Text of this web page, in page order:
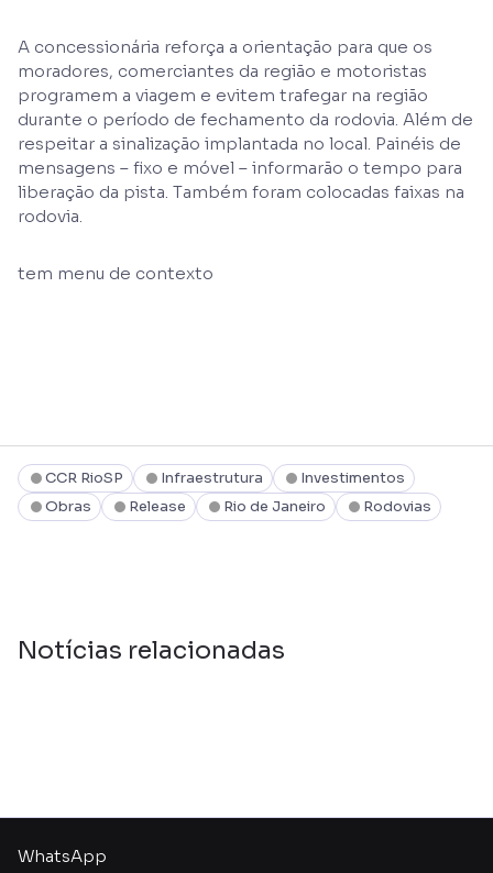
A concessionária reforça a orientação para que os
moradores, comerciantes da região e motoristas
programem a viagem e evitem trafegar na região
durante o período de fechamento da rodovia. Além de
respeitar a sinalização implantada no local. Painéis de
mensagens – fixo e móvel – informarão o tempo para
liberação da pista. Também foram colocadas faixas na
rodovia.
tem menu de contexto
CCR RioSP Infraestrutura
Investimentos
Obras
Release Rio de Janeiro Rodovias
Notícias relacionadas
WhatsApp